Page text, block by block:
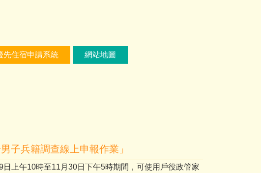
先住宿申請系統 網站地圖
子兵籍調查線上申報作業」
上午10時至11月30日下午5時期間，可使用戶役政管家